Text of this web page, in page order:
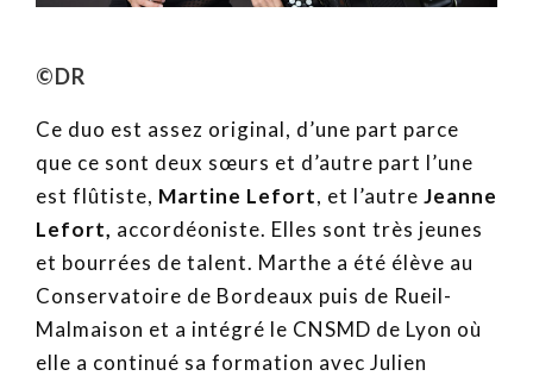
©DR
Ce duo est assez original, d’une part parce
que ce sont deux sœurs et d’autre part l’une
est flûtiste, Martine Lefort, et l’autre Jeanne
Lefort, accordéoniste. Elles sont très jeunes
et bourrées de talent. Marthe a été élève au
Conservatoire de Bordeaux puis de Rueil-
Malmaison et a intégré le CNSMD de Lyon où
elle a continué sa formation avec Julien